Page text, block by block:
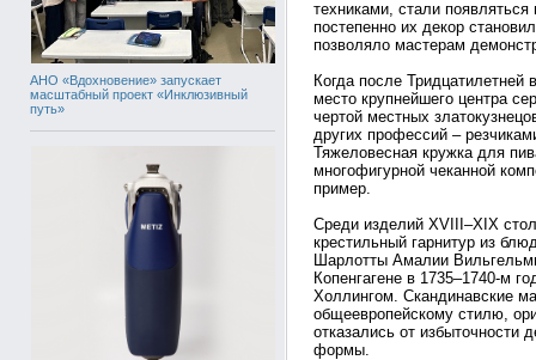
АНО «Вдохновение» запускает
масштабный проект «Инклюзивный
путь»
техниками, стали
постепенно их декор
позволяло мастерам
Когда после Тридцатилетней
место крупнейшего центра
чертой местных
других профессий –
Тяжеловесная кружка для
многофигурной чеканной
пример.
Среди изделий XVIII–XIX
крестильный гарнитур из
Шарлотты Амалии
Копенгагене в 1735–1740-м
Холлингом. Скандинавские
общеевропейскому стилю,
отказались от избыточности
формы.